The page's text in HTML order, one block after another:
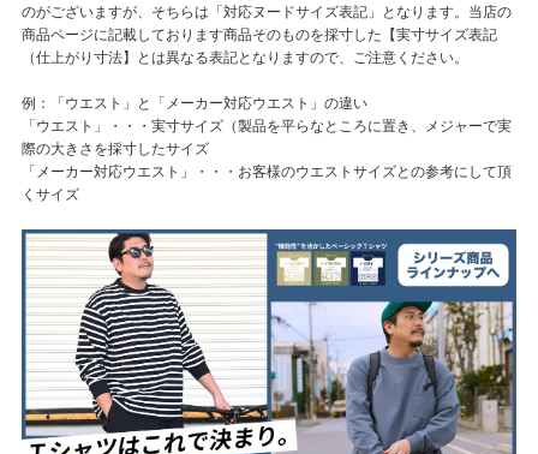
のがございますが、そちらは「対応ヌードサイズ表記」となります。当店の
商品ページに記載しております商品そのものを採寸した【実寸サイズ表記
（仕上がり寸法】とは異なる表記となりますので、ご注意ください。
例：「ウエスト」と「メーカー対応ウエスト」の違い
「ウエスト」・・・実寸サイズ（製品を平らなところに置き、メジャーで実
際の大きさを採寸したサイズ
「メーカー対応ウエスト」・・・お客様のウエストサイズとの参考にして頂
くサイズ